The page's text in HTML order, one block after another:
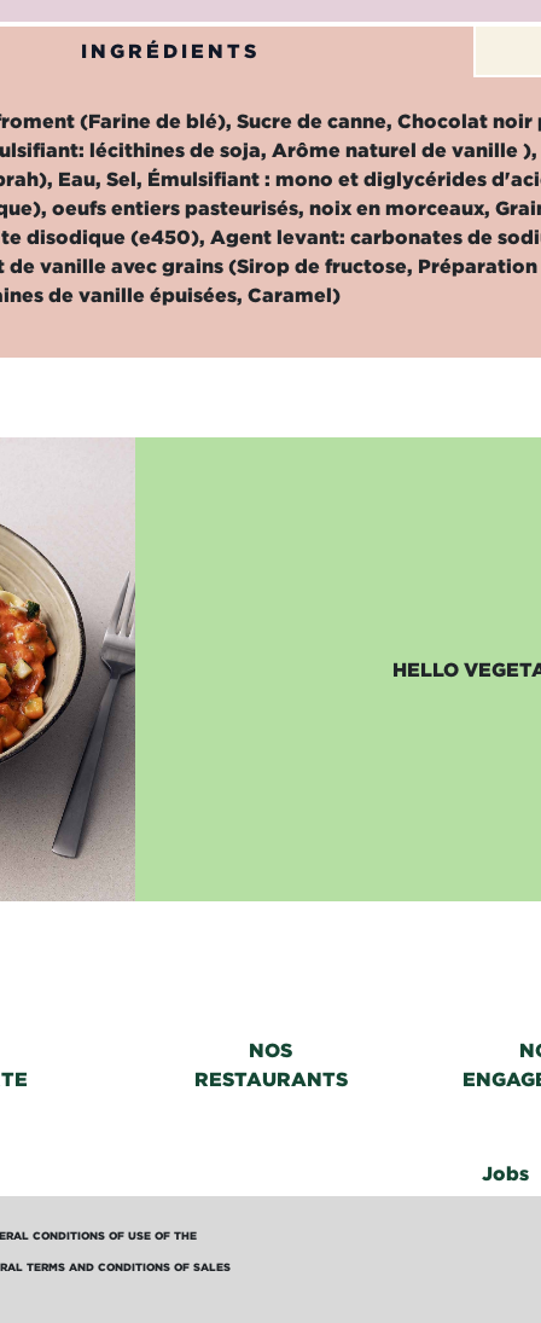
INGRÉDIENTS
(Farine de blé), Sucre de canne, Chocolat
lécithines de soja, Arôme naturel de vanille
Eau, Sel, Émulsifiant : mono et diglycérides
oeufs entiers pasteurisés, noix en morceaux,
disodique (e450), Agent levant: carbonates de
de vanille avec grains (Sirop de fructose,
de vanille épuisées, Caramel)
HELLO
NOS
RESTAURANTS
Jobs
CONDITIONS OF USE OF THE
TERMS AND CONDITIONS OF SALES